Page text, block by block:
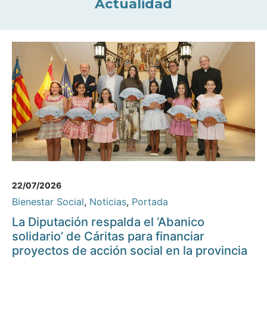
Actualidad
22/07/2026
Bienestar Social, Noticias, Portada
La Diputación respalda el ‘Abanico
solidario’ de Cáritas para financiar
proyectos de acción social en la provincia